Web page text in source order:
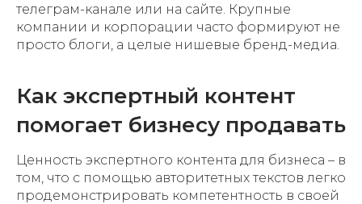
телеграм-канале или на сайте. Крупные
компании и корпорации часто формируют не
просто блоги, а целые нишевые бренд-медиа.
Как экспертный контент
помогает бизнесу продавать
Ценность экспертного контента для бизнеса – в
том, что с помощью авторитетных текстов легко
продемонстрировать компетентность в своей